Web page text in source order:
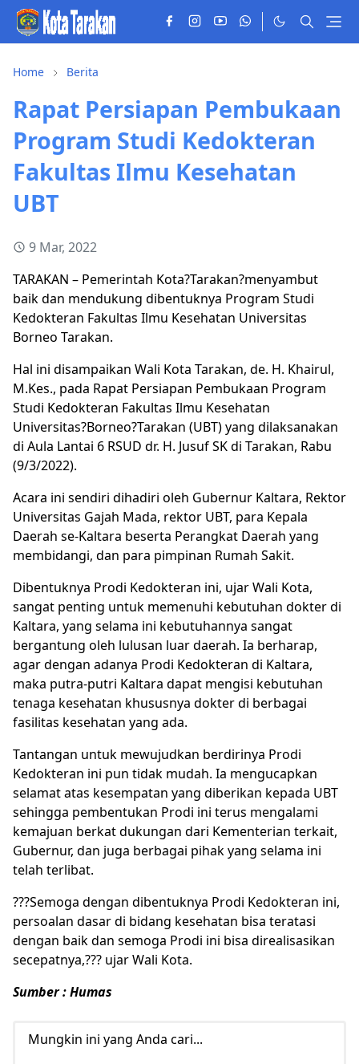
Home Berita
Rapat Persiapan Pembukaan
Program Studi Kedokteran
Fakultas Ilmu Kesehatan
UBT
9 Mar, 2022
TARAKAN – Pemerintah Kota?Tarakan?menyambut
baik dan mendukung dibentuknya Program Studi
Kedokteran Fakultas Ilmu Kesehatan Universitas
Borneo Tarakan.
Hal ini disampaikan Wali Kota Tarakan, de. H. Khairul,
M.Kes., pada Rapat Persiapan Pembukaan Program
Studi Kedokteran Fakultas Ilmu Kesehatan
Universitas?Borneo?Tarakan (UBT) yang dilaksanakan
di Aula Lantai 6 RSUD dr. H. Jusuf SK di Tarakan, Rabu
(9/3/2022).
Acara ini sendiri dihadiri oleh Gubernur Kaltara, Rektor
Universitas Gajah Mada, rektor UBT, para Kepala
Daerah se-Kaltara beserta Perangkat Daerah yang
membidangi, dan para pimpinan Rumah Sakit.
Dibentuknya Prodi Kedokteran ini, ujar Wali Kota,
sangat penting untuk memenuhi kebutuhan dokter di
Kaltara, yang selama ini kebutuhannya sangat
bergantung oleh lulusan luar daerah. Ia berharap,
agar dengan adanya Prodi Kedokteran di Kaltara,
maka putra-putri Kaltara dapat mengisi kebutuhan
tenaga kesehatan khususnya dokter di berbagai
fasilitas kesehatan yang ada.
Tantangan untuk mewujudkan berdirinya Prodi
Kedokteran ini pun tidak mudah. Ia mengucapkan
selamat atas kesempatan yang diberikan kepada UBT
sehingga pembentukan Prodi ini terus mengalami
kemajuan berkat dukungan dari Kementerian terkait,
Gubernur, dan juga berbagai pihak yang selama ini
telah terlibat.
???Semoga dengan dibentuknya Prodi Kedokteran ini,
persoalan dasar di bidang kesehatan bisa teratasi
dengan baik dan semoga Prodi ini bisa direalisasikan
secepatnya,??? ujar Wali Kota.
Sumber : Humas
Mungkin ini yang Anda cari...